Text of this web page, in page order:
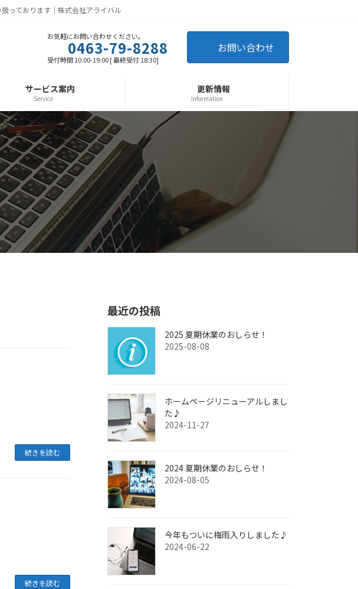
っております｜株式会社アライバル
お気軽にお問い合わせください。
0463-79-8288
受付時間 10:00-19:00 [ 最終受付 18:30]
お問い合わせ
サービス案内
Service
更新情報
Information
続きを読む
続きを読む
最近の投稿
2025 夏期休業のおしらせ！
2025-08-08
ホームページリニューアルしまし
た♪
2024-11-27
2024 夏期休業のおしらせ！
2024-08-05
今年もついに梅雨入りしました♪
2024-06-22